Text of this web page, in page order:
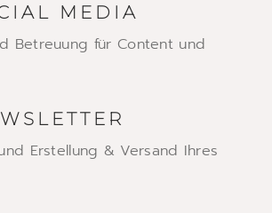
MEDIA
Betreuung für Content und
Erstellung & Versand Ihres